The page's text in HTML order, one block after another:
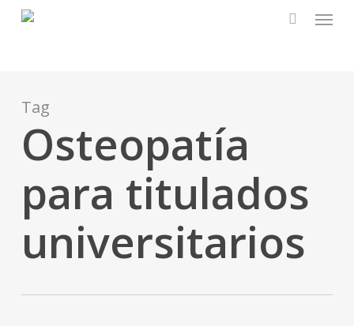
Tag
Osteopatía
para titulados
universitarios